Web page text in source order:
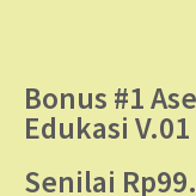
Bonus #1
Edukasi V.01
Senilai